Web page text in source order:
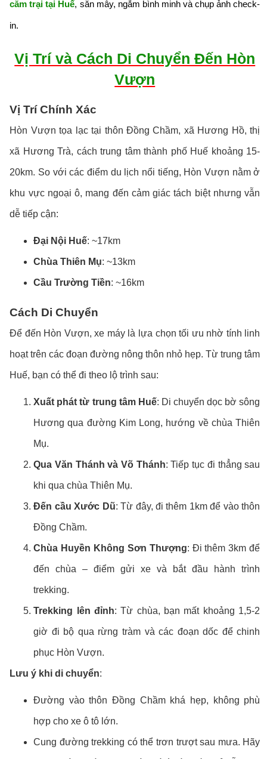
cắm trại tại Huế, săn mây, ngắm bình minh và chụp ảnh check-
in.
Vị Trí và Cách Di Chuyển Đến Hòn
Vượn
Vị Trí Chính Xác
Hòn Vượn tọa lạc tại thôn Đồng Chầm, xã Hương Hồ, thị
xã Hương Trà, cách trung tâm thành phố Huế khoảng 15-
20km. So với các điểm du lịch nổi tiếng, Hòn Vượn nằm ở
khu vực ngoại ô, mang đến cảm giác tách biệt nhưng vẫn
dễ tiếp cận:
Đại Nội Huế: ~17km
Chùa Thiên Mụ: ~13km
Cầu Trường Tiền: ~16km
Cách Di Chuyển
Để đến Hòn Vượn, xe máy là lựa chọn tối ưu nhờ tính linh
hoạt trên các đoạn đường nông thôn nhỏ hẹp. Từ trung tâm
Huế, bạn có thể đi theo lộ trình sau:
Xuất phát từ trung tâm Huế: Di chuyển dọc bờ sông
Hương qua đường Kim Long, hướng về chùa Thiên
Mụ.
Qua Văn Thánh và Võ Thánh: Tiếp tục đi thẳng sau
khi qua chùa Thiên Mụ.
Đến cầu Xước Dũ: Từ đây, đi thêm 1km để vào thôn
Đồng Chầm.
Chùa Huyền Không Sơn Thượng: Đi thêm 3km để
đến chùa – điểm gửi xe và bắt đầu hành trình
trekking.
Trekking lên đỉnh: Từ chùa, bạn mất khoảng 1,5-2
giờ đi bộ qua rừng tràm và các đoạn dốc để chinh
phục Hòn Vượn.
Lưu ý khi di chuyển:
Đường vào thôn Đồng Chầm khá hẹp, không phù
hợp cho xe ô tô lớn.
Cung đường trekking có thể trơn trượt sau mưa. Hãy